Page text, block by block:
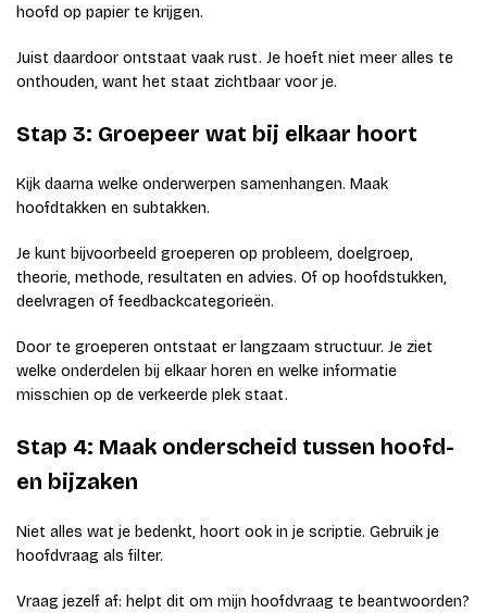
hoofd op papier te krijgen.
Juist daardoor ontstaat vaak rust. Je hoeft niet meer alles te
onthouden, want het staat zichtbaar voor je.
Stap 3: Groepeer wat bij elkaar hoort
Kijk daarna welke onderwerpen samenhangen. Maak
hoofdtakken en subtakken.
Je kunt bijvoorbeeld groeperen op probleem, doelgroep,
theorie, methode, resultaten en advies. Of op hoofdstukken,
deelvragen of feedbackcategorieën.
Door te groeperen ontstaat er langzaam structuur. Je ziet
welke onderdelen bij elkaar horen en welke informatie
misschien op de verkeerde plek staat.
Stap 4: Maak onderscheid tussen hoofd-
en bijzaken
Niet alles wat je bedenkt, hoort ook in je scriptie. Gebruik je
hoofdvraag als filter.
Vraag jezelf af: helpt dit om mijn hoofdvraag te beantwoorden?